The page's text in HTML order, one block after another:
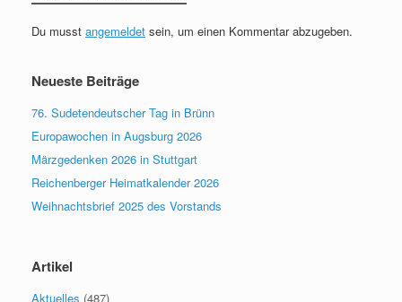
Du musst angemeldet sein, um einen Kommentar abzugeben.
Neueste Beiträge
76. Sudetendeutscher Tag in Brünn
Europawochen in Augsburg 2026
Märzgedenken 2026 in Stuttgart
Reichenberger Heimatkalender 2026
Weihnachtsbrief 2025 des Vorstands
Artikel
Aktuelles (487)